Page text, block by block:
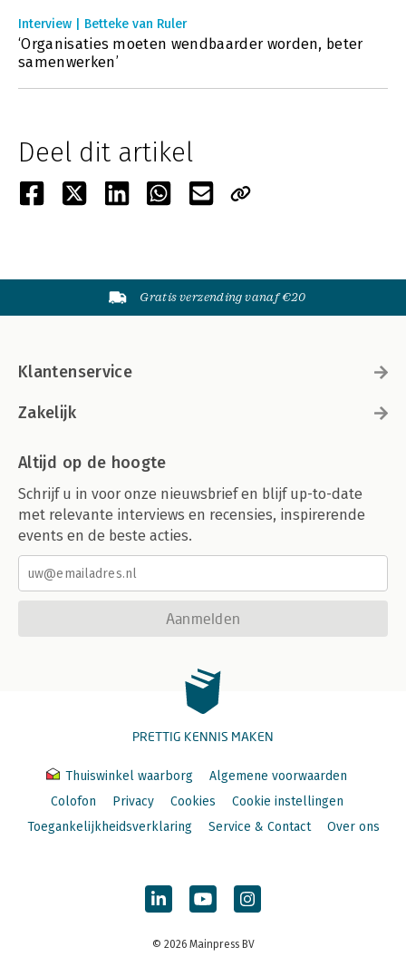
Interview | Betteke van Ruler
‘Organisaties moeten wendbaarder worden, beter
samenwerken’
Deel dit artikel
Gratis verzending vanaf €20
Klantenservice
Zakelijk
Altijd op de hoogte
Schrijf u in voor onze nieuwsbrief en blijf up-to-date
met relevante interviews en recensies, inspirerende
events en de beste acties.
Aanmelden
PRETTIG KENNIS MAKEN
Thuiswinkel waarborg
Algemene voorwaarden
Colofon
Privacy Cookies
Cookie instellingen
Toegankelijkheidsverklaring
Service & Contact Over ons
© 2026 Mainpress BV